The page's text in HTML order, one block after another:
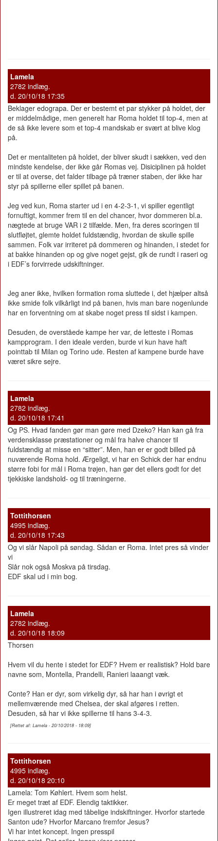
Lamela
2782 indlæg.
d. 20/10/18 17:35
Beklager edograpa. Der er bestemt et par stykker på holdet, der
er middelmådige, men generelt har Roma holdet til top-4, men at
de så ikke levere som et top-4 mandskab er svært at blive klog
på.
Det er mentaliteten på holdet, der bliver skudt i sækken, ved den
mindste kendelse, der ikke går Romas vej. Disiciplinen på holdet
er til at overse, det falder tilbage på træner staben, der ikke har
styr på spillerne eller spillet på banen.
Jeg ved kun, Roma starter ud i en 4-2-3-1, vi spiller egentligt
fornuftigt, kommer frem til en del chancer, hvor dommeren bl.a.
nægtede at bruge VAR i 2 tilfælde. Men, fra deres scoringen til
slutfløjtet, glemte holdet fuldstændig, hvordan de skulle spille
sammen. Folk var irriteret på dommeren og hinanden, i stedet for
at bakke hinanden op og give noget gejst, gik de rundt i raseri og
i EDF’s forvirrede udskiftninger.
Jeg aner ikke, hvilken formation roma sluttede i, det hjælper altså
ikke smide folk vilkårligt ind på banen, hvis man bare nogenlunde
har en forventning om at skabe noget press til sidst i kampen.
Desuden, de overståede kampe her var, de letteste i Romas
kampprogram. I den ideale verden, burde vi kun have haft
pointtab til Milan og Torino ude. Resten af kampene burde have
været sikre sejre.
Lamela
2782 indlæg.
d. 20/10/18 17:41
Og PS. Hvad fanden gør man gøre med Dzeko? Han kan gå fra
verdensklasse præstationer og mål fra halve chancer til
fuldstændig at misse en “sitter”. Men, han er er godt billed på
nuværende Roma hold. Ærgeligt, vi har en Schick der har endnu
større fobi for mål i Roma trøjen, han gør det ellers godt for det
tjekkiske landshold- og til træningerne.
Tottithorsen
4995 indlæg.
d. 20/10/18 17:43
Og vi slår Napoli på søndag. Sådan er Roma. Intet pres så vinder
vi
Slår nok også Moskva på tirsdag.
EDF skal ud i min bog.
Lamela
2782 indlæg.
d. 20/10/18 18:09
Thorsen
Hvem vil du hente i stedet for EDF? Hvem er realistisk? Hold bare
navne som, Montella, Prandelli, Ranieri laaangt væk.
Conte? Han er dyr, som virkelig dyr, så har han i øvrigt et
mellemværende med Chelsea, der skal afgøres i retten.
Desuden, så har vi ikke spillerne til hans 3-4-3.
[Rettet af: Lamela - 20/10/2018 - 18:09]
Tottithorsen
4995 indlæg.
d. 20/10/18 20:10
Lamela: Tom Køhlert. Hvem som helst.
Er meget træt af EDF. Elendig taktikker.
Igen illustreret idag med tåbelige indskiftninger. Hvorfor startede
Santon ude? Hvorfor Marcano fremfor Jesus?
Vi har intet koncept. Ingen presspil